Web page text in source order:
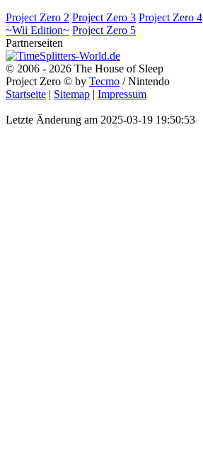
Project Zero 2 Project Zero 3 Project Zero 4
~Wii Edition~ Project Zero 5
Partnerseiten
© 2006 - 2026 The House of Sleep
Project Zero © by Tecmo / Nintendo
Startseite | Sitemap | Impressum
Letzte Änderung am 2025-03-19 19:50:53